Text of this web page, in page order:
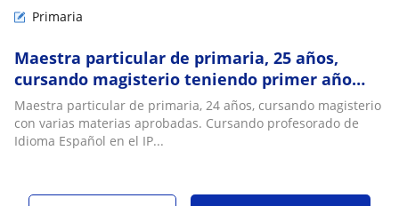
Primaria
Maestra particular de primaria, 25 años,
cursando magisterio teniendo primer año
totalmente aprobado
Maestra particular de primaria, 24 años, cursando magisterio
con varias materias aprobadas. Cursando profesorado de
Idioma Español en el IP...